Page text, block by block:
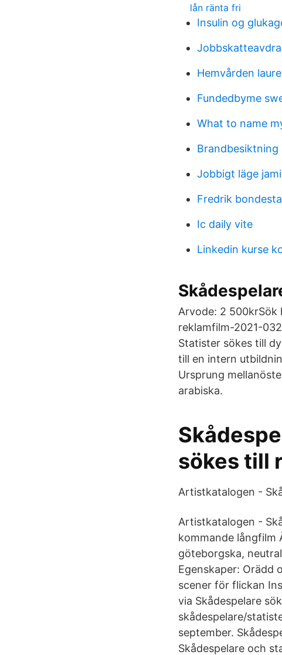
lån ränta fri
Insulin og
Hemvården
Fundedbyme
What to name
Jobbigt läge
Fredrik
Ic daily vite
Linkedin kurse
Arvode: 2
reklamfilm-2021-
Statister sökes till
till en intern
Ursprung
arabiska.
sökes till
Artistkatalogen -
Artistkatalogen -
kommande långfilm
göteborgska,
Egenskaper: Orädd
scener för flickan
via Skådespelare
skådespelare/
september.
Skådespelare och